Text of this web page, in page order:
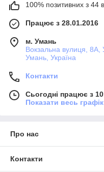
100% позитивних з 44
Працює з 28.01.2016
м. Умань
Вокзальна вулиця, 8А,
Умань, Україна
Контакти
Сьогодні працює з
Показати весь
Про нас
Контакти